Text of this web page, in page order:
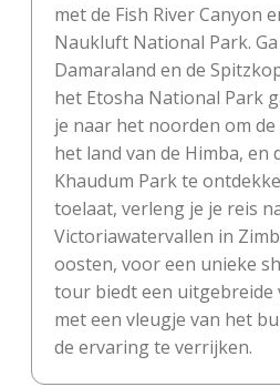
met de Fish River Canyon
Naukluft National Park.
Damaraland en de
het Etosha National Park
je naar het noorden om
het land van de Himba, en
Khaudum Park te
toelaat, verleng je je reis
Victoriawatervallen in
oosten, voor een unieke
tour biedt een uitgebreide
met een vleugje van het
de ervaring te verrijken.